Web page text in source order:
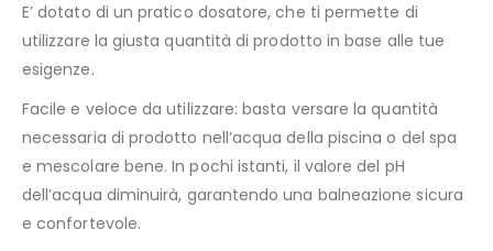
E’ dotato di un pratico dosatore, che ti permette di
utilizzare la giusta quantità di prodotto in base alle tue
esigenze.
Facile e veloce da utilizzare: basta versare la quantità
necessaria di prodotto nell’acqua della piscina o del spa
e mescolare bene. In pochi istanti, il valore del pH
dell’acqua diminuirà, garantendo una balneazione sicura
e confortevole.